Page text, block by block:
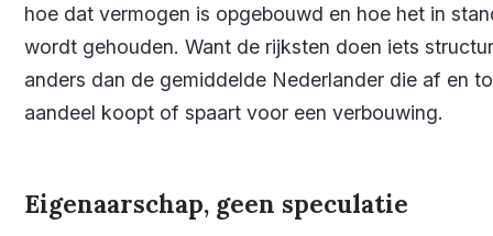
hoe dat vermogen is opgebouwd en hoe het in
wordt gehouden. Want de rijksten doen iets
anders dan de gemiddelde Nederlander die af en
aandeel koopt of spaart voor een verbouwing.
Eigenaarschap, geen speculatie